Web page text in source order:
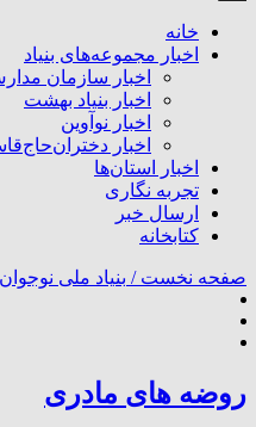
خانه
اخبار مجموعه‌های بنیاد
اخبار سازمان
اخبار بنیاد بهشت
اخبار نوآوین
اخبار
اخبار استان‌ها
تجربه نگاری
ارسال خبر
کتابخانه
صفحه نخست / بنیاد ملی نوجوان
روضه های مادری